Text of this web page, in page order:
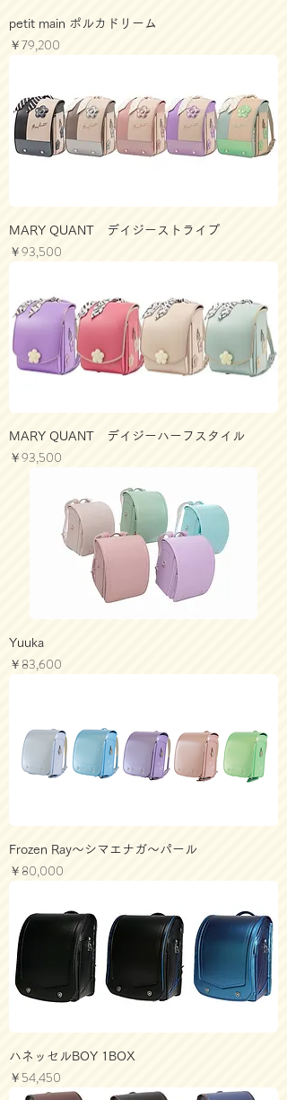
petit main ポルカドリーム
価格
￥79,200
MARY QUANT デイジーストライプ
価格
￥93,500
MARY QUANT デイジーハーフスタイル
価格
￥93,500
Yuuka
価格
￥83,600
Frozen Ray～シマエナガ～パール
価格
￥80,000
ハネッセルBOY 1BOX
価格
￥54,450